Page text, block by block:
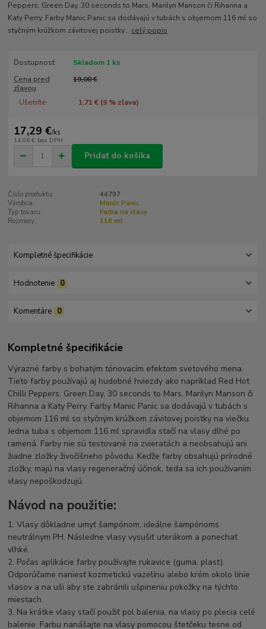
Peppers, Green Day, 30 seconds to Mars, Marilyn Manson či Rihanna a
Katy Perry. Farby Manic Panic sa dodávajú v tubách s objemom 116 ml so
styčným krúžkom závitovej poistky... celý popis
Dostupnosť
Skladom 1 ks
Cena pred
zľavou
19,00 €
Ušetríte 1,71 € (9% zľava)
17,29 €/ks
14,06 € bez DPH
Pridať do košíka
Číslo produktu:
44797
Výrobca:
Manic Panic
Typ tovaru:
Farba na vlasy
Rozmery:
116 ml
Kompletné špecifikácie
Hodnotenie 0
Komentáre 0
Kompletné špecifikácie
Výrazné farby s bohatým tónovacím efektom svetového mena.
Tieto farby používajú aj hudobné hviezdy ako napríklad Red Hot
Chilli Peppers, Green Day, 30 seconds to Mars, Marilyn Manson či
Rihanna a Katy Perry. Farby Manic Panic sa dodávajú v tubách s
objemom 116 ml so styčným krúžkom závitovej poistky na viečku.
Jedna tuba s objemom 116 ml spravidla stačí na vlasy dlhé po
ramená. Farby nie sú testované na zvieratách a neobsahujú ani
žiadne zložky živočíšneho pôvodu. Keďže farby obsahujú prírodné
zložky, majú na vlasy regeneračný účinok, teda sa ich používaním
vlasy nepoškodzujú.
Návod na použitie:
1. Vlasy dôkladne umyť šampónom, ideálne šampónoms
neutrálnym PH. Následne vlasy vysušiť uterákom a ponechať
vlhké.
2. Počas aplikácie farby používajte rukavice (guma, plast).
Odporúčame naniesť kozmetickú vazelínu alebo krém okolo línie
vlasov a na uši aby ste zabránili ušpineniu pokožky na týchto
miestach.
3. Na krátke vlasy stačí použiť pol balenia, na vlasy po plecia celé
balenie. Farbu nanášajte na vlasy pomocou štetčeku tesne od